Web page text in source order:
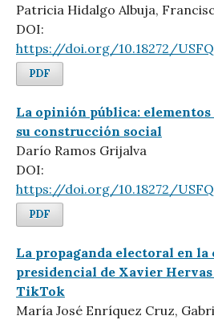
Patricia Hidalgo Albuja,
DOI:
https://doi.org/10.18272/
PDF
La opinión pública:
su construcción social
Darío Ramos Grijalva
DOI:
https://doi.org/10.18272/
PDF
La propaganda electoral en la
presidencial de Xavier
TikTok
María José Enríquez Cruz,